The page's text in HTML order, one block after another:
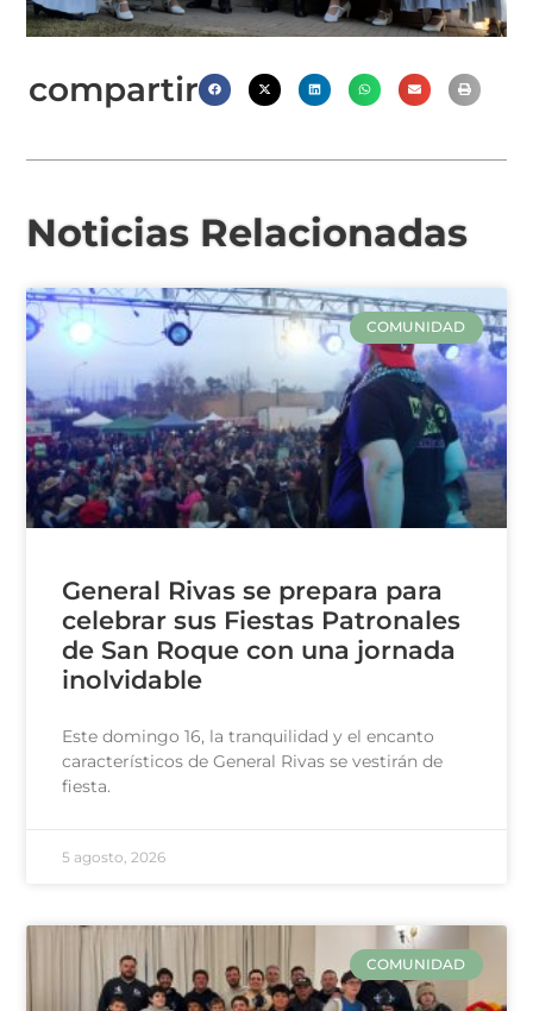
compartir
Noticias Relacionadas
COMUNIDAD
General Rivas se prepara para
celebrar sus Fiestas Patronales
de San Roque con una jornada
inolvidable
Este domingo 16, la tranquilidad y el encanto
característicos de General Rivas se vestirán de
fiesta.
5 agosto, 2026
COMUNIDAD